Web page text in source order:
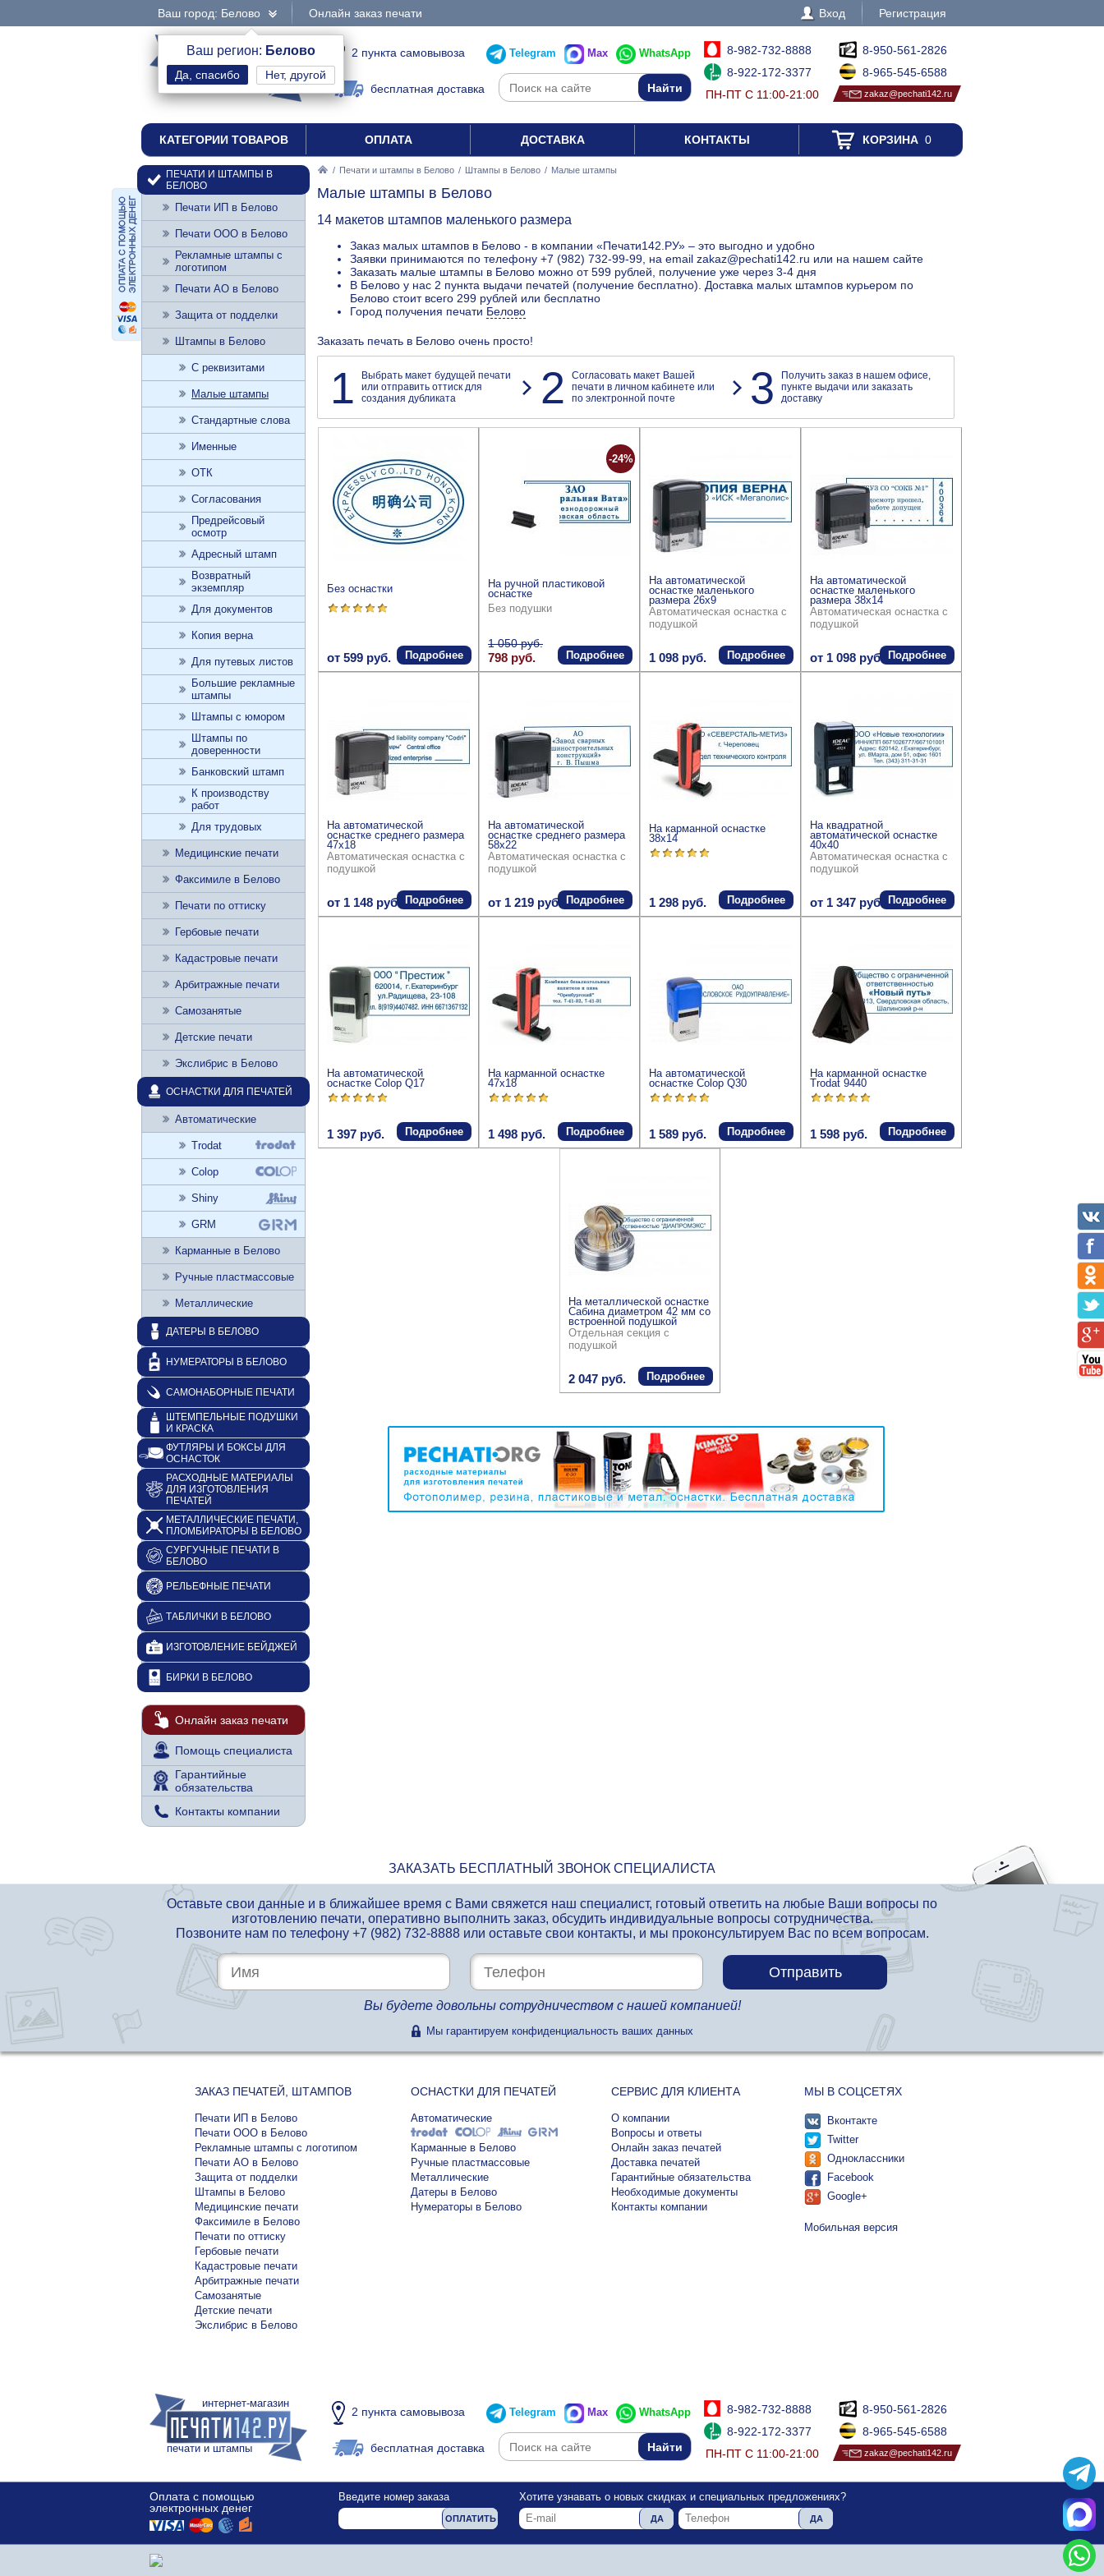
Ваш город: Белово
Ваш регион: Белово
Нет, другой
Онлайн заказ печати Вход Регистрация
интернет-магазин
2 пункта самовывоза
бесплатная доставка
Telegram Max WhatsApp
8-982-732-8888
8-922-172-3377
ПН-ПТ С 11:00-21:00
8-950-561-2826
8-965-545-6588
zakaz@pechati142.ru
КАТЕГОРИИ ТОВАРОВ ОПЛАТА ДОСТАВКА КОНТАКТЫ КОРЗИНА0
/ Печати и штампы в Белово / Штампы в Белово / Малые штампы
Малые штампы в Белово
14 макетов штампов маленького размера
Заказ малых штампов в Белово - в компании «Печати142.РУ» – это выгодно и удобно
Заявки принимаются по телефону +7 (982) 732-99-99, на email zakaz@pechati142.ru или на нашем сайте
Заказать малые штампы в Белово можно от 599 рублей, получение уже через 3-4 дня
В Белово у нас 2 пункта выдачи печатей (получение бесплатно). Доставка малых штампов курьером по
Белово стоит всего 299 рублей или бесплатно
Город получения печати Белово
Заказать печать в Белово очень просто!
1
Выбрать макет будущей печати
или отправить оттиск для
создания дубликата
2
Согласовать макет Вашей
печати в личном кабинете или
по электронной почте
3
Получить заказ в нашем офисе,
пункте выдачи или заказать
доставку
Без оснастки
от 599 руб. Подробнее
На ручной пластиковой
оснастке
Без подушки
1 050 руб.
798 руб.
-24%
Подробнее
На автоматической
оснастке маленького
размера 26x9
Автоматическая оснастка с
подушкой
1 098 руб. Подробнее
На автоматической
оснастке маленького
размера 38x14
Автоматическая оснастка с
подушкой
от 1 098 руб. Подробнее
На автоматической
оснастке среднего размера
47x18
Автоматическая оснастка с
подушкой
от 1 148 руб. Подробнее
На автоматической
оснастке среднего размера
58x22
Автоматическая оснастка с
подушкой
от 1 219 руб. Подробнее
На карманной оснастке
38x14
1 298 руб. Подробнее
На квадратной
автоматической оснастке
40x40
Автоматическая оснастка с
подушкой
от 1 347 руб. Подробнее
На автоматической
оснастке Colop Q17
1 397 руб. Подробнее
На карманной оснастке
47x18
1 498 руб. Подробнее
На автоматической
оснастке Colop Q30
1 589 руб. Подробнее
На карманной оснастке
Trodat 9440
1 598 руб. Подробнее
На металлической оснастке
Сабина диаметром 42 мм со
встроенной подушкой
Отдельная секция с
подушкой
2 047 руб. Подробнее
ПЕЧАТИ И ШТАМПЫ В
БЕЛОВО
Печати ИП в Белово
Печати ООО в Белово
Рекламные штампы с
логотипом
Печати АО в Белово
Защита от подделки
Штампы в Белово
С реквизитами
Малые штампы
Стандартные слова
Именные
ОТК
Согласования
Предрейсовый
осмотр
Адресный штамп
Возвратный
экземпляр
Для документов
Копия верна
Для путевых листов
Большие рекламные
штампы
Штампы с юмором
Штампы по
доверенности
Банковский штамп
К производству
работ
Для трудовых
Медицинские печати
Факсимиле в Белово
Печати по оттиску
Гербовые печати
Кадастровые печати
Арбитражные печати
Самозанятые
Детские печати
Экслибрис в Белово
ОСНАСТКИ ДЛЯ ПЕЧАТЕЙ
Автоматические
Trodat
Colop
Shiny
GRM
Карманные в Белово
Ручные пластмассовые
Металлические
ДАТЕРЫ В БЕЛОВО
НУМЕРАТОРЫ В БЕЛОВО
САМОНАБОРНЫЕ ПЕЧАТИ
ШТЕМПЕЛЬНЫЕ ПОДУШКИ
И КРАСКА
ФУТЛЯРЫ И БОКСЫ ДЛЯ
ОСНАСТОК
РАСХОДНЫЕ МАТЕРИАЛЫ
ДЛЯ ИЗГОТОВЛЕНИЯ
ПЕЧАТЕЙ
МЕТАЛЛИЧЕСКИЕ ПЕЧАТИ,
ПЛОМБИРАТОРЫ В БЕЛОВО
СУРГУЧНЫЕ ПЕЧАТИ В
БЕЛОВО
РЕЛЬЕФНЫЕ ПЕЧАТИ
ТАБЛИЧКИ В БЕЛОВО
ИЗГОТОВЛЕНИЕ БЕЙДЖЕЙ
БИРКИ В БЕЛОВО
Онлайн заказ печати
Помощь специалиста
Гарантийные
обязательства
Контакты компании
ЗАКАЗАТЬ БЕСПЛАТНЫЙ ЗВОНОК СПЕЦИАЛИСТА
Оставьте свои данные и в ближайшее время с Вами свяжется наш специалист, готовый ответить на любые Ваши вопросы по
изготовлению печати, оперативно выполнить заказ, обсудить индивидуальные вопросы сотрудничества.
Позвоните нам по телефону +7 (982) 732-8888или оставьте свои контакты, и мы проконсультируем Вас по всем вопросам.
Вы будете довольны сотрудничеством с нашей компанией!
Мы гарантируем конфиденциальность ваших данных
ЗАКАЗ ПЕЧАТЕЙ, ШТАМПОВ
Печати ИП в Белово
Печати ООО в Белово
Рекламные штампы с логотипом
Печати АО в Белово
Защита от подделки
Штампы в Белово
Медицинские печати
Факсимиле в Белово
Печати по оттиску
Гербовые печати
Кадастровые печати
Арбитражные печати
Самозанятые
Детские печати
Экслибрис в Белово
ОСНАСТКИ ДЛЯ ПЕЧАТЕЙ
Автоматические
Карманные в Белово
Ручные пластмассовые
Металлические
Датеры в Белово
Нумераторы в Белово
СЕРВИС ДЛЯ КЛИЕНТА
О компании
Вопросы и ответы
Онлайн заказ печатей
Доставка печатей
Гарантийные обязательства
Необходимые документы
Контакты компании
МЫ В СОЦСЕТЯХ
Вконтакте
Twitter
Одноклассники
Facebook
Google+
Мобильная версия
интернет-магазин
печати и штампы
2 пункта самовывоза
бесплатная доставка
Telegram Max WhatsApp
8-982-732-8888
8-922-172-3377
ПН-ПТ С 11:00-21:00
8-950-561-2826
8-965-545-6588
zakaz@pechati142.ru
Оплата с помощью
электронных денег
Введите номер заказа Хотите узнавать о новых скидках и специальных предложениях?